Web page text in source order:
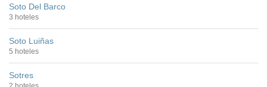
Soto Del Barco
3 hoteles
Soto Luiñas
5 hoteles
Sotres